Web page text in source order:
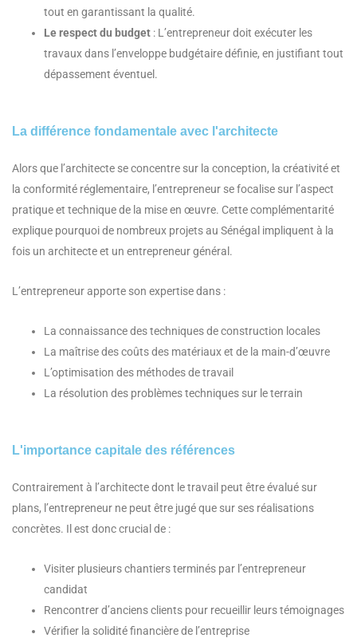
tout en garantissant la qualité.
Le respect du budget : L’entrepreneur doit exécuter les
travaux dans l’enveloppe budgétaire définie, en justifiant tout
dépassement éventuel.
La différence fondamentale avec l'architecte
Alors que l’architecte se concentre sur la conception, la créativité et
la conformité réglementaire, l’entrepreneur se focalise sur l’aspect
pratique et technique de la mise en œuvre. Cette complémentarité
explique pourquoi de nombreux projets au Sénégal impliquent à la
fois un architecte et un entrepreneur général.
L’entrepreneur apporte son expertise dans :
La connaissance des techniques de construction locales
La maîtrise des coûts des matériaux et de la main-d’œuvre
L’optimisation des méthodes de travail
La résolution des problèmes techniques sur le terrain
L'importance capitale des références
Contrairement à l’architecte dont le travail peut être évalué sur
plans, l’entrepreneur ne peut être jugé que sur ses réalisations
concrètes. Il est donc crucial de :
Visiter plusieurs chantiers terminés par l’entrepreneur
candidat
Rencontrer d’anciens clients pour recueillir leurs témoignages
Vérifier la solidité financière de l’entreprise